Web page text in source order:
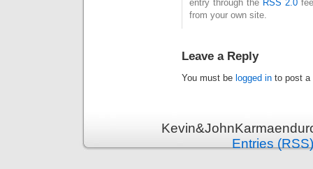
entry through the RSS 2.0
from your own site.
Leave a Reply
You must be logged in to post a
Entries (RSS)